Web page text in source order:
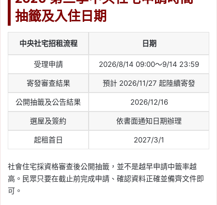
抽籤及入住日期
中央社宅招租流程 日期
受理申請 2026/8/14 09:00～9/14 23:59
寄發審查結果 預計 2026/11/27 起陸續寄發
公開抽籤及公告結果 2026/12/16
選屋及簽約 依書面通知日期辦理
起租首日 2027/3/1
社會住宅採資格審查後公開抽籤，並不是越早申請中籤率越
高。民眾只要在截止前完成申請、確認資料正確並備齊文件即
可。